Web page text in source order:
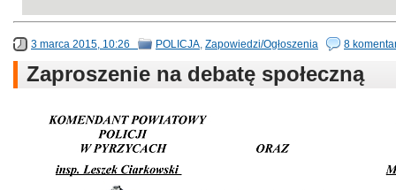
3 marca 2015, 10:26 POLICJA Zapowiedzi/Ogłoszenia 8
Zaproszenie na debatę społeczną